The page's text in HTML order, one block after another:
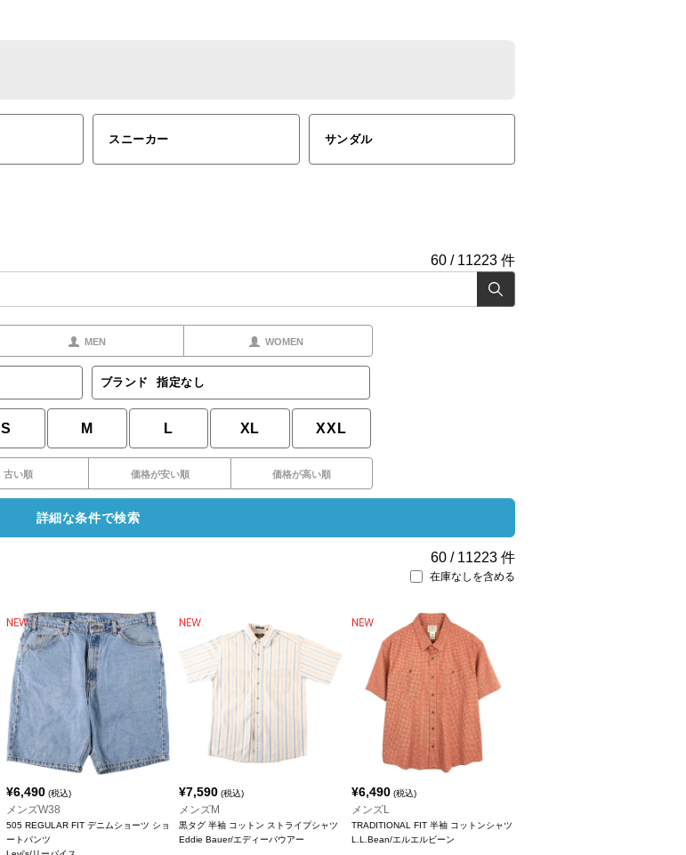
スニーカー サンダル
60 / 11223 件
MEN WOMEN
ブランド 指定なし
S M L XL XXL
古い順 価格が安い順 価格が高い順
詳細な条件で検索
60 / 11223 件
在庫なしを含める
¥6,490 (税込)
メンズW38
505 REGULAR FIT デニムショーツ ショ
ートパンツ
¥7,590 (税込)
メンズM
黒タグ 半袖 コットン ストライプシャツ
Eddie Bauer/エディーバウアー
¥6,490 (税込)
メンズL
TRADITIONAL FIT 半袖 コットンシャツ
L.L.Bean/エルエルビーン